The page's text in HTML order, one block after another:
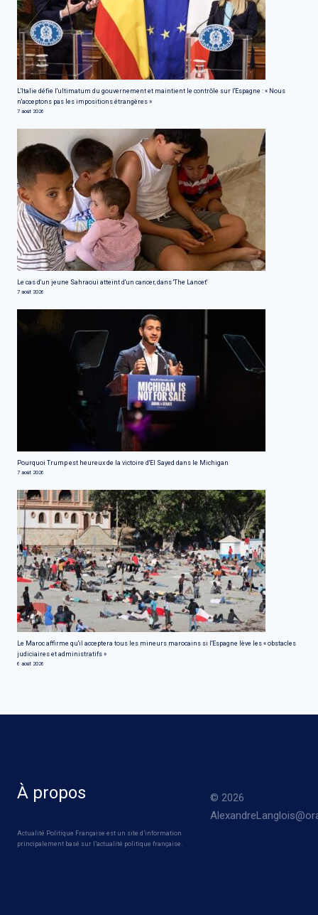
L'Italie défie l'ultimatum du gouvernement et maintient le contrôle sur l'Espagne : « Nous
n'acceptons pas les impositions étrangères »
7 août 2026
Le cas d'un jeune Sahraoui atteint d'un cancer, dans 'The Lancet'
7 août 2026
Pourquoi Trump est heureux de la victoire d'El Sayed dans le Michigan
7 août 2026
Le Maroc affirme qu'il acceptera tous les mineurs marocains si l'Espagne lève les « obstacles
judiciaires et administratifs »
6 août 2026
À propos
Actualité Politique Française est un site d’information
principalement basé sur l’actualité politique française.
© 2026